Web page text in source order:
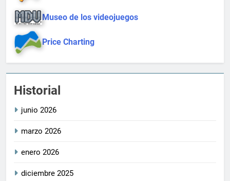
Museo de los videojuegos
Price Charting
Historial
junio 2026
marzo 2026
enero 2026
diciembre 2025